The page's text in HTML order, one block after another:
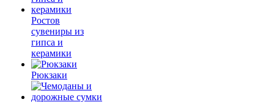
Ростов
сувениры из
гипса и
керамики
Рюкзаки